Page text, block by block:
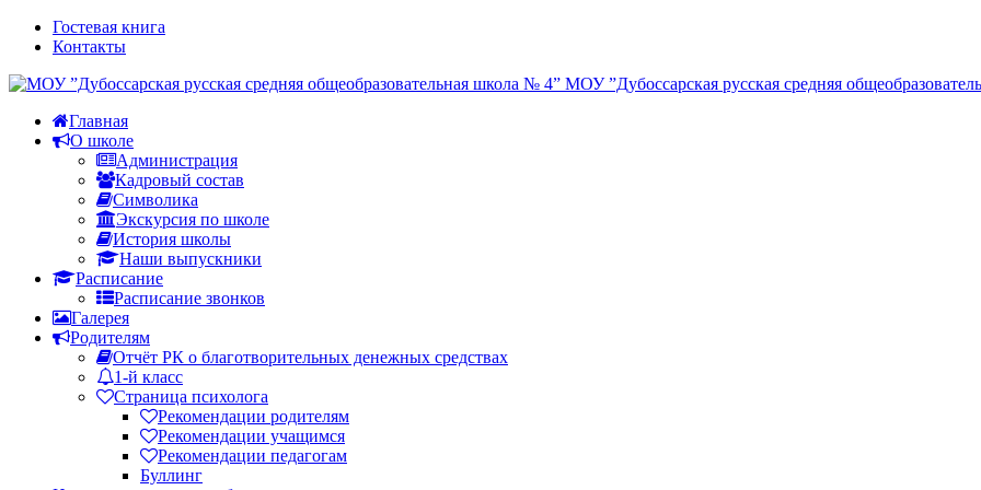
Гостевая книга
Контакты
МОУ ”Дубоссарская русская средняя
Главная
О школе
Администрация
Кадровый состав
Символика
Экскурсия по школе
История школы
Наши выпускники
Расписание
Расписание звонков
Галерея
Родителям
Отчёт РК о благотворительных денежных средствах
1-й класс
Страница психолога
Рекомендации родителям
Рекомендации учащимся
Рекомендации педагогам
Буллинг